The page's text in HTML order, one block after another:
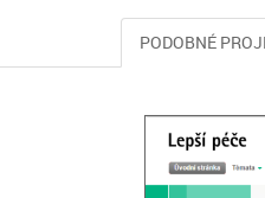
PODOBNÉ